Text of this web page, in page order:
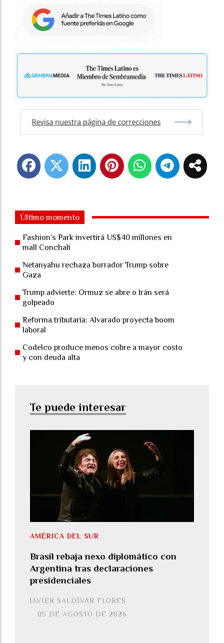
Último momento
Fashion’s Park invertirá US$40 millones en
mall Conchalí
Netanyahu rechaza borrador Trump sobre
Gaza
Trump advierte: Ormuz se abre o Irán será
golpeado
Reforma tributaria: Alvarado proyecta boom
laboral
Codelco produce menos cobre a mayor costo
y con deuda alta
Te puede interesar
Brasil rebaja nexo diplomático con
Argentina tras declaraciones
presidenciales
JAVIER SALDÍVAR FLORES
AMÉRICA DEL SUR
05 DE AGOSTO DE 2026